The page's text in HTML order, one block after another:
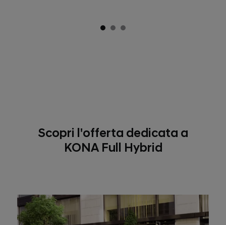
Scopri l'offerta dedicata a
KONA Full Hybrid